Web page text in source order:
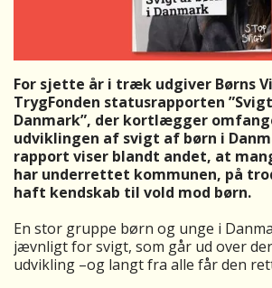
For sjette år i træk udgiver Børns
TrygFonden statusrapporten
Danmark”, der kortlægger
udviklingen af svigt af børn i
rapport viser blandt andet, at
har underrettet kommunen, på
haft kendskab til vold mod børn.
En stor gruppe børn og unge i
jævnligt for svigt, som går ud over
udvikling –og langt fra alle får den